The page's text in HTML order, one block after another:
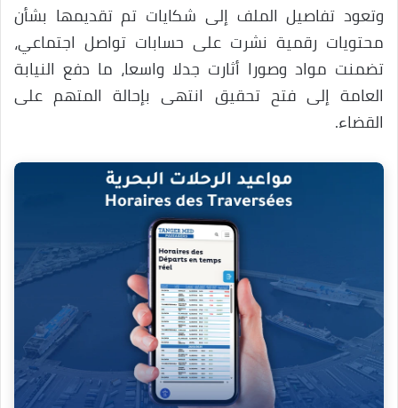
وتعود تفاصيل الملف إلى شكايات تم تقديمها بشأن
محتويات رقمية نشرت على حسابات تواصل اجتماعي،
تضمنت مواد وصورا أثارت جدلا واسعا، ما دفع النيابة
العامة إلى فتح تحقيق انتهى بإحالة المتهم على
القضاء.